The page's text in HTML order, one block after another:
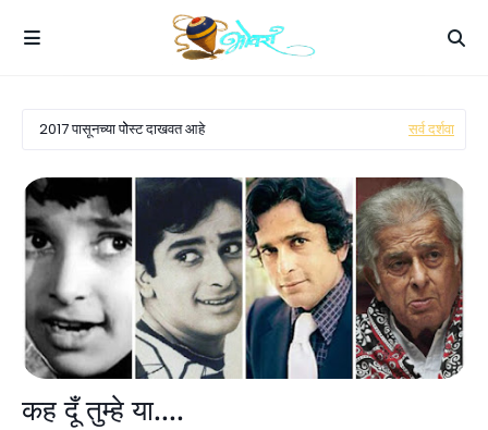
2017 पासूनच्या पोेस्ट दाखवत आहे सर्व दर्शवा
कह दूँ तुम्हे या....